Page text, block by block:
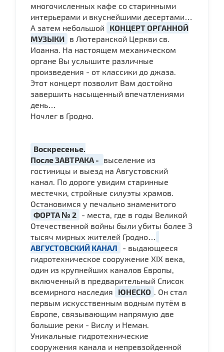
многочисленных кафе со старинными
интерьерами и вкуснейшими десертами…
А затем небольшой
КОНЦЕРТ ОРГАННОЙ
МУЗЫКИ в Лютеранской Церкви св.
Иоанна. На настоящем механическом
органе Вы услышите различные
произведения - от классики до джаза.
Этот концерт позволит Вам достойно
завершить насыщенный впечатлениями
день…
Ночлег в Гродно.
Воскресенье.
После ЗАВТРАКА - выселение из
гостиницы и выезд на Августовский
канал. По дороге увидим старинные
местечки, стройные силуэты храмов.
Остановимся у печально знаменитого
ФОРТА № 2 - места, где в годы Великой
Отечественной войны были убиты более 3
тысяч мирных жителей Гродно…
АВГУСТОВСКИЙ КАНАЛ
- выдающееся
гидротехническое сооружение XIX века,
один из крупнейших каналов Европы,
включенный в предварительный Список
всемирного наследия
ЮНЕСКО
. Он стал
первым искусственным водным путём в
Европе, связывающим напрямую две
большие реки - Вислу и Неман.
Уникальные гидротехнические
сооружения канала и непревзойденной